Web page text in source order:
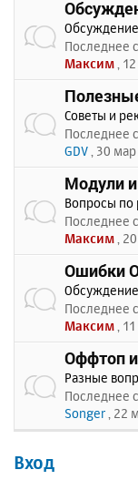
Последнее
Максим ,
Советы и
Последнее
GDV , 30
Модули
Вопросы по
Последнее
Максим ,
Ошибки
Последнее
Максим ,
Оффтоп
Разные
Последнее
Songer , 22
Вход